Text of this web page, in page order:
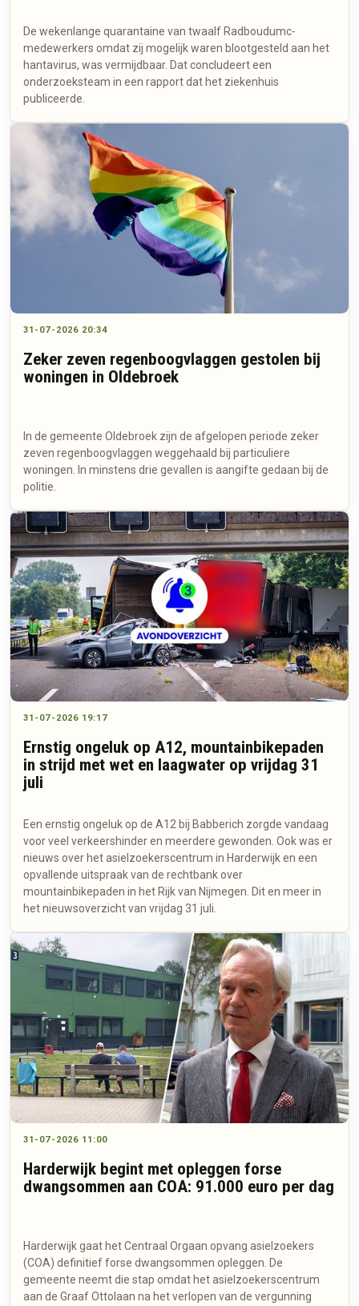
De wekenlange quarantaine van twaalf Radboudumc-
medewerkers omdat zij mogelijk waren blootgesteld aan het
hantavirus, was vermijdbaar. Dat concludeert een
onderzoeksteam in een rapport dat het ziekenhuis
publiceerde.
31-07-2026 20:34
Zeker zeven regenboogvlaggen gestolen bij
woningen in Oldebroek
In de gemeente Oldebroek zijn de afgelopen periode zeker
zeven regenboogvlaggen weggehaald bij particuliere
woningen. In minstens drie gevallen is aangifte gedaan bij de
politie.
31-07-2026 19:17
Ernstig ongeluk op A12, mountainbikepaden
in strijd met wet en laagwater op vrijdag 31
juli
Een ernstig ongeluk op de A12 bij Babberich zorgde vandaag
voor veel verkeershinder en meerdere gewonden. Ook was er
nieuws over het asielzoekerscentrum in Harderwijk en een
opvallende uitspraak van de rechtbank over
mountainbikepaden in het Rijk van Nijmegen. Dit en meer in
het nieuwsoverzicht van vrijdag 31 juli.
31-07-2026 11:00
Harderwijk begint met opleggen forse
dwangsommen aan COA: 91.000 euro per dag
Harderwijk gaat het Centraal Orgaan opvang asielzoekers
(COA) definitief forse dwangsommen opleggen. De
gemeente neemt die stap omdat het asielzoekerscentrum
aan de Graaf Ottolaan na het verlopen van de vergunning